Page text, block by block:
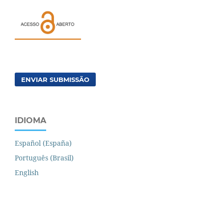
ENVIAR SUBMISSÃO
IDIOMA
Español (España)
Português (Brasil)
English